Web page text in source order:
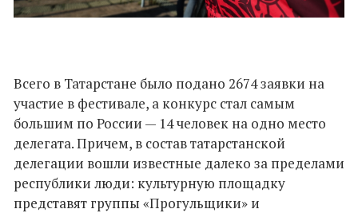
Всего в Татарстане было подано 2674 заявки на
участие в фестивале, а конкурс стал самым
большим по России — 14 человек на одно место
делегата. Причем, в состав татарстанской
делегации вошли известные далеко за пределами
республики люди: культурную площадку
представят группы «Прогульщики» и